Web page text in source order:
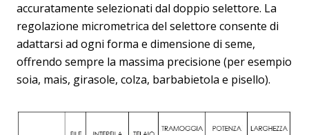
accuratamente selezionati dal doppio selettore. La
regolazione micrometrica del selettore consente di
adattarsi ad ogni forma e dimensione di seme,
offrendo sempre la massima precisione (per esempio
soia, mais, girasole, colza, barbabietola e pisello).